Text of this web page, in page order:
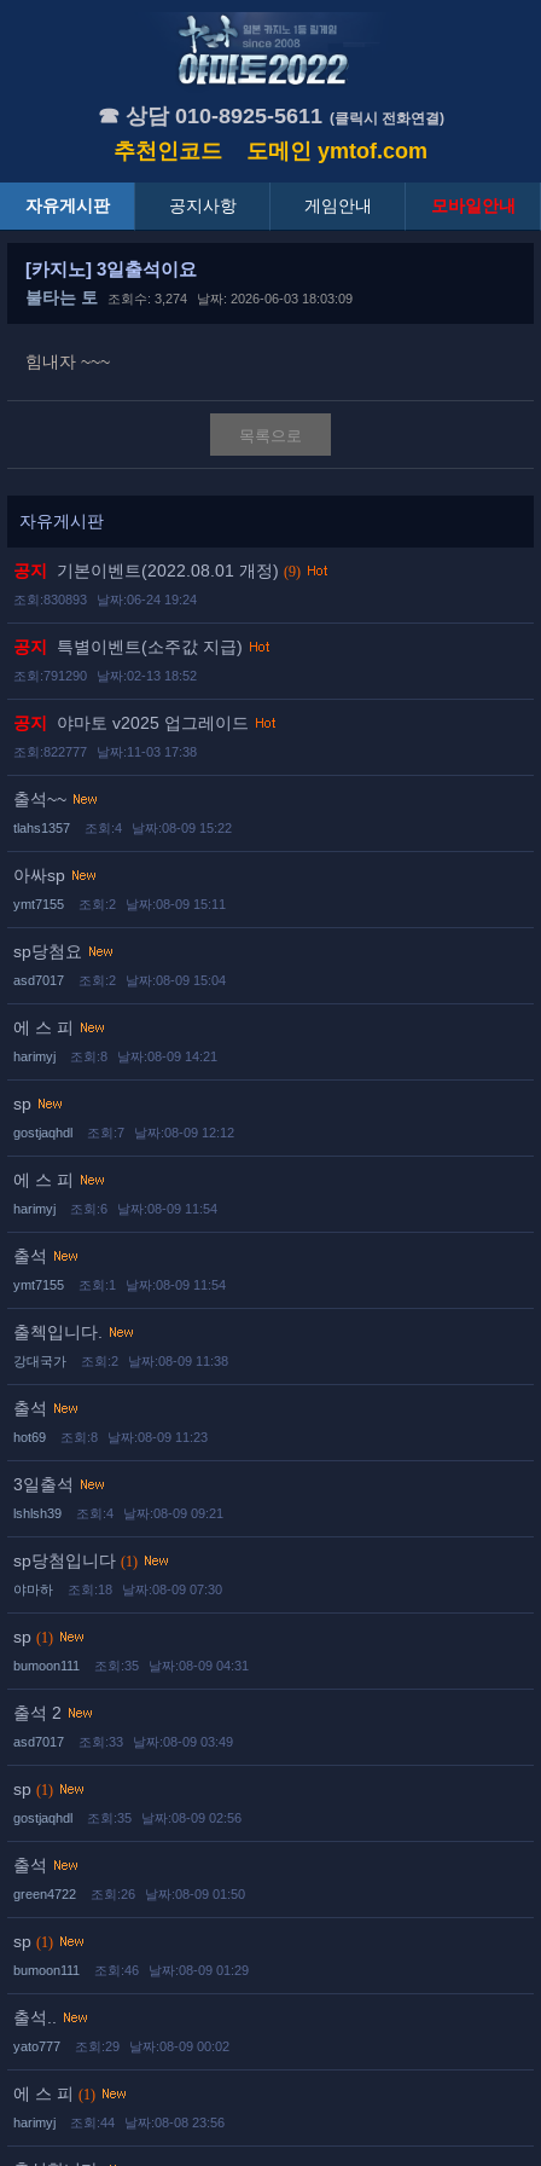
☎ 상담 010-8925-5611 (클릭시 전화연결)
추천인코드 도메인 ymtof.com
자유게시판 공지사항 게임안내 모바일안내
[카지노] 3일출석이요
불타는 토 조회수: 3,274 날짜: 2026-06-03 18:03:09
힘내자 ~~~
목록으로
자유게시판
공지 기본이벤트(2022.08.01 개정) (9)
조회:830893 날짜:06-24 19:24
공지 특별이벤트(소주값 지급)
조회:791290 날짜:02-13 18:52
공지 야마토 v2025 업그레이드
조회:822777 날짜:11-03 17:38
출석~~
tlahs1357 조회:4 날짜:08-09 15:22
아싸sp
ymt7155 조회:2 날짜:08-09 15:11
sp당첨요
asd7017 조회:2 날짜:08-09 15:04
에 스 피
harimyj 조회:8 날짜:08-09 14:21
sp
gostjaqhdl 조회:7 날짜:08-09 12:12
에 스 피
harimyj 조회:6 날짜:08-09 11:54
출석
ymt7155 조회:1 날짜:08-09 11:54
출첵입니다.
강대국가 조회:2 날짜:08-09 11:38
출석
hot69 조회:8 날짜:08-09 11:23
3일출석
lshlsh39 조회:4 날짜:08-09 09:21
sp당첨입니다 (1)
야마하 조회:18 날짜:08-09 07:30
sp (1)
bumoon111 조회:35 날짜:08-09 04:31
출석 2
asd7017 조회:33 날짜:08-09 03:49
sp (1)
gostjaqhdl 조회:35 날짜:08-09 02:56
출석
green4722 조회:26 날짜:08-09 01:50
sp (1)
bumoon111 조회:46 날짜:08-09 01:29
출석..
yato777 조회:29 날짜:08-09 00:02
에 스 피 (1)
harimyj 조회:44 날짜:08-08 23:56